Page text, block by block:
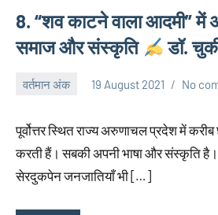
8. “शव काटने वाला आदमी” में
समाज और संस्कृति
डॉ.
वर्तमान अंक 19 August 2021 No
पूर्वोत्तर स्थित राज्य अरुणाचल प्रदेश में
करती हैं। सबकी अपनी भाषा और संस्कृति
सेरदुकपेन जनजातियाँ भी […]